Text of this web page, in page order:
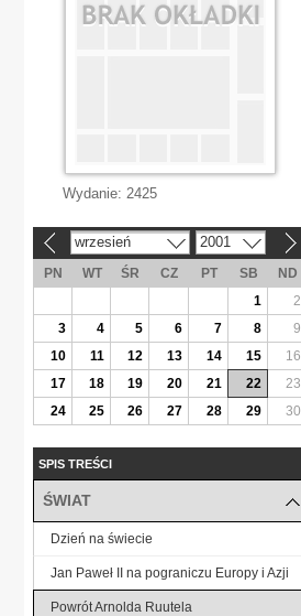
Wydanie: 2425
wrzesień 2001
PN WT ŚR CZ PT SB
ND
1
2
3
4 5 6 7 8
9
10
11 12 13 14 15
16
17
18 19 20 21 22
23
24
25 26 27 28 29 30
SPIS TREŚCI
ŚWIAT
Dzień na świecie
Jan Paweł II na pograniczu Europy i Azji
Powrót Arnolda Ruutela